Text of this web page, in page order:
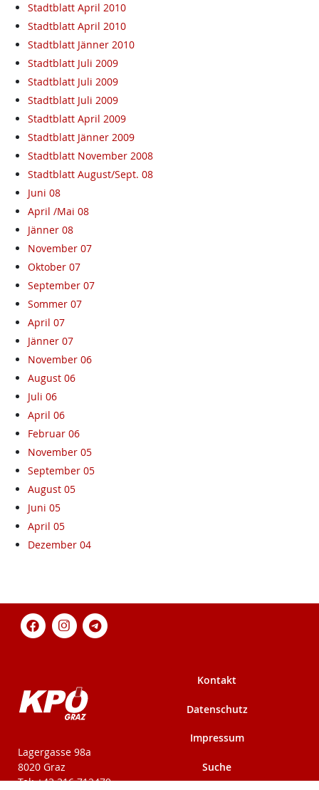
Stadtblatt April 2010
Stadtblatt April 2010
Stadtblatt Jänner 2010
Stadtblatt Juli 2009
Stadtblatt Juli 2009
Stadtblatt Juli 2009
Stadtblatt April 2009
Stadtblatt Jänner 2009
Stadtblatt November 2008
Stadtblatt August/Sept. 08
Juni 08
April /Mai 08
Jänner 08
November 07
Oktober 07
September 07
Sommer 07
April 07
Jänner 07
November 06
August 06
Juli 06
April 06
Februar 06
November 05
September 05
August 05
Juni 05
April 05
Dezember 04
KPÖ-Steiermark
Lagergasse 98a
8020 Graz
Tel: +43 316 712479
Kontakt
Datenschutz
Impressum
Suche